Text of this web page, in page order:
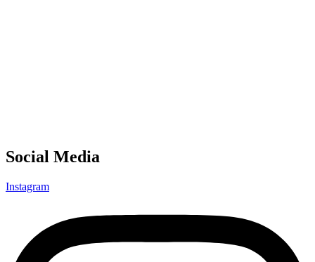
Social Media
Instagram